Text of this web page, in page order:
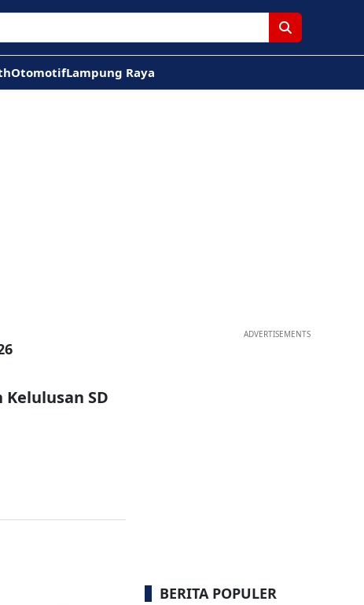
OtomotifLampung Raya
SD
ADVERTISEMENTS
BERITA POPULER